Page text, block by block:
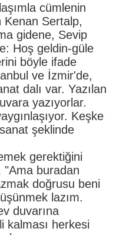
cümlenin
Kenan Sertalp,
gidene, Sevip
Hoş geldin-güle
böyle ifade
ve İzmir'de,
dalı var. Yazılan
yazıyorlar.
Keşke
şeklinde
gerektiğini
"Ama buradan
doğrusu beni
lazım.
duvarına
kalması herkesi